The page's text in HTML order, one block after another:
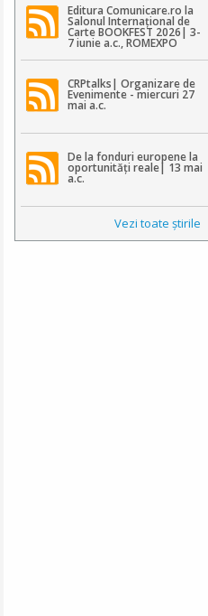
Editura Comunicare.ro la
Salonul Internațional de
Carte BOOKFEST 2026| 3-
7 iunie a.c., ROMEXPO
CRPtalks| Organizare de
Evenimente - miercuri 27
mai a.c.
De la fonduri europene la
oportunități reale| 13 mai
a.c.
Vezi toate ştirile